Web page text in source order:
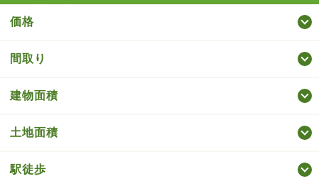
価格
間取り
建物面積
土地面積
駅徒歩